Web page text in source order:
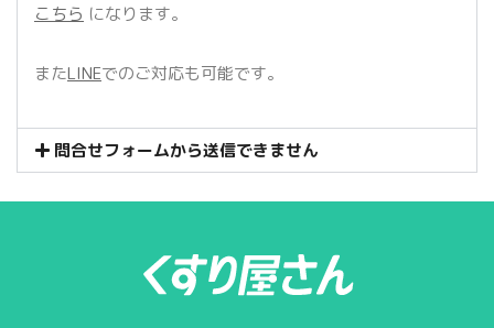
こちら になります。
またLINEでのご対応も可能です。
問合せフォームから送信できません